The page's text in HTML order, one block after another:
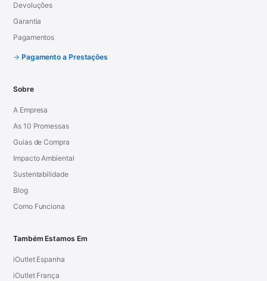
Devoluções
Garantia
Pagamentos
Pagamento a Prestações
Sobre
A Empresa
As 10 Promessas
Guias de Compra
Impacto Ambiental
Sustentabilidade
Blog
Como Funciona
Também Estamos Em
iOutlet Espanha
iOutlet França